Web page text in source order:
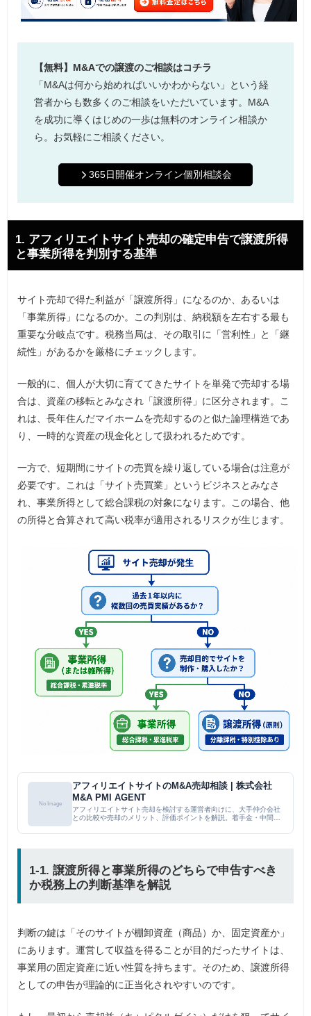
【無料】M&Aでの譲渡のご相談はコチラ
「M&Aは何から始めればいいかわからない」という経
営者からも数多くのご相談をいただいています。M&A
を成功に導くはじめの一歩は無料のオンライン相談か
ら。お気軽にご相談ください。
365日開催オンライン個別相談会
1. アフィリエイトサイト売却の確定申告で譲渡所得
と事業所得を判別する基準
サイト売却で得た利益が「譲渡所得」になるのか、あるいは
「事業所得」になるのか。この判別は、納税額を左右する最も
重要な分岐点です。税務当局は、その取引に「営利性」と「継
続性」があるかを厳格にチェックします。
一般的に、個人が大切に育ててきたサイトを単発で売却する場
合は、資産の移転とみなされ「譲渡所得」に区分されます。こ
れは、長年住んだマイホームを売却するのと似た論理構造であ
り、一時的な資産の現金化として扱われるためです。
一方で、短期間にサイトの売買を繰り返している場合は注意が
必要です。これは「サイト売買業」というビジネスとみなさ
れ、事業所得として総合課税の対象になります。この場合、他
の所得と合算されて高い税率が適用されるリスクが生じます。
No Image
アフィリエイトサイトのM&A売却相談 | 株式会社
M&A PMI AGENT
アフィリエイトサイト売却を検討する運営者向けに、大手仲介会社
との比較や売却のメリット、評価ポイントを解説。着手金・中間金
や、小規模サイトの譲渡にも対応する体制を提示。売却プロセスの
1-1. 譲渡所得と事業所得のどちらで申告すべき
か税務上の判断基準を解説
判断の鍵は「そのサイトが棚卸資産（商品）か、固定資産か」
にあります。運営して収益を得ることが目的だったサイトは、
事業用の固定資産に近い性質を持ちます。そのため、譲渡所得
としての申告が理論的に正当化されやすいのです。